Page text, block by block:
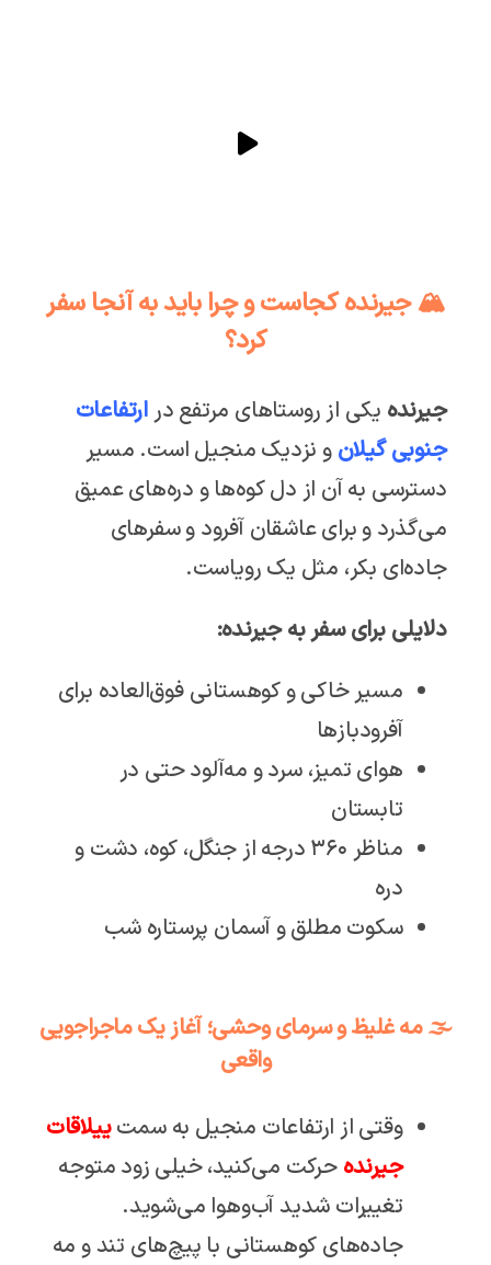
🏔️ جیرنده کجاست و چرا باید به آنجا سفر
کرد؟
جیرنده یکی از روستاهای مرتفع درارتفاعات
جنوبی گیلان و نزدیک منجیل است. مسیر
دسترسی به آن از دل کوه‌ها و دره‌های عمیق
می‌گذرد و برای عاشقان آفرود و سفرهای
جاده‌ای بکر، مثل یک رویاست.
دلایلی برای سفر به جیرنده:
مسیر خاکی و کوهستانی فوق‌العاده برای
آفرودبازها
هوای تمیز، سرد و مه‌آلود حتی در
تابستان
مناظر ۳۶۰ درجه از جنگل، کوه، دشت و
دره
سکوت مطلق و آسمان پرستاره شب
🌫️ مه غلیظ و سرمای وحشی؛ آغاز یک ماجراجویی
واقعی
وقتی از ارتفاعات منجیل به سمتییلاقات
جیرنده حرکت می‌کنید، خیلی زود متوجه
تغییرات شدید آب‌وهوا می‌شوید.
جاده‌های کوهستانی با پیچ‌های تند و مه